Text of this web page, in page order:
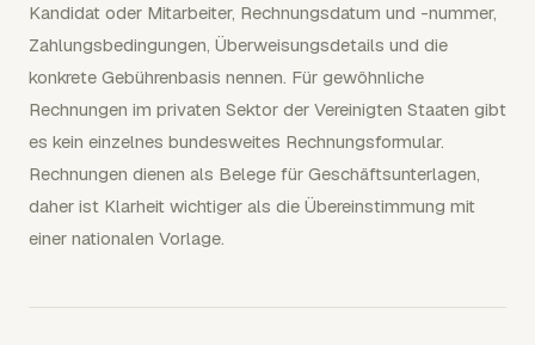
Kandidat oder Mitarbeiter, Rechnungsdatum und -nummer,
Zahlungsbedingungen, Überweisungsdetails und die
konkrete Gebührenbasis nennen. Für gewöhnliche
Rechnungen im privaten Sektor der Vereinigten Staaten gibt
es kein einzelnes bundesweites Rechnungsformular.
Rechnungen dienen als Belege für Geschäftsunterlagen,
daher ist Klarheit wichtiger als die Übereinstimmung mit
einer nationalen Vorlage.